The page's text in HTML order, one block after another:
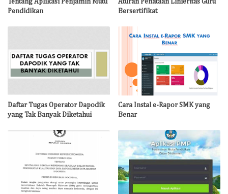
Pendidikan
Bersertifikat
Daftar Tugas Operator Dapodik
yang Tak Banyak Diketahui
Cara Instal e-Rapor SMK yang
Benar